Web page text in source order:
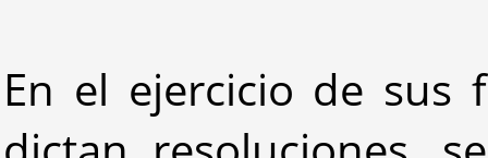
En el ejercicio de sus